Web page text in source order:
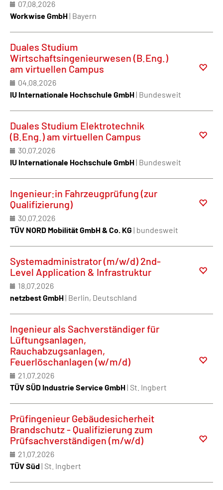
07.08.2026
Workwise GmbH| Bayern
Duales Studium
Wirtschaftsingenieurwesen (B.Eng.)
am virtuellen Campus
04.08.2026
IU Internationale Hochschule GmbH| Bundesweit
Duales Studium Elektrotechnik
(B.Eng.) am virtuellen Campus
30.07.2026
IU Internationale Hochschule GmbH| Bundesweit
Ingenieur:in Fahrzeugprüfung (zur
Qualifizierung)
30.07.2026
TÜV NORD Mobilität GmbH & Co. KG | bundesweit
Systemadministrator (m/w/d) 2nd-
Level Application & Infrastruktur
18.07.2026
netzbest GmbH| Berlin, Deutschland
Ingenieur als Sachverständiger für
Lüftungsanlagen,
Rauchabzugsanlagen,
Feuerlöschanlagen (w/m/d)
21.07.2026
TÜV SÜD Industrie Service GmbH| St. Ingbert
Prüfingenieur Gebäudesicherheit
Brandschutz - Qualifizierung zum
Prüfsachverständigen (m/w/d)
21.07.2026
TÜV Süd| St. Ingbert